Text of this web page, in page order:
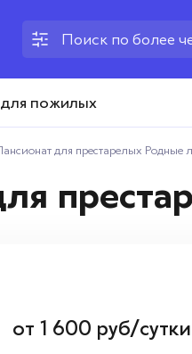
пожилых
для престарелых Родные
от 1 600 руб/сутки